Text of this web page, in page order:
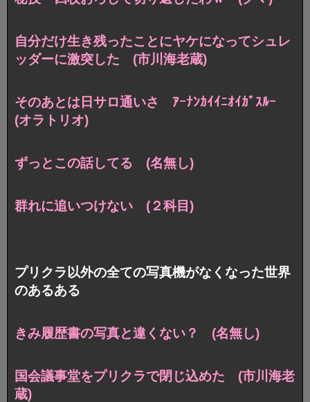
自分だけ生き残ったことにヤケになってシュレ
ッダーに激突した (市川海老蔵)
そのあとは日サロ通いさ ｱｰﾅﾝｶｲｲﾆｵｲｶﾞｽﾙｰ
(オラトリオ)
ずっとこの話してる (名無し)
群れに追いつけない (２科目)
プリクラ以外の全ての写真機がなくなった世界
のあるある
きみ履歴書の写真と違くない？ (名無し)
国会議事堂をプリクラで閉じ込めた (市川海老
蔵)